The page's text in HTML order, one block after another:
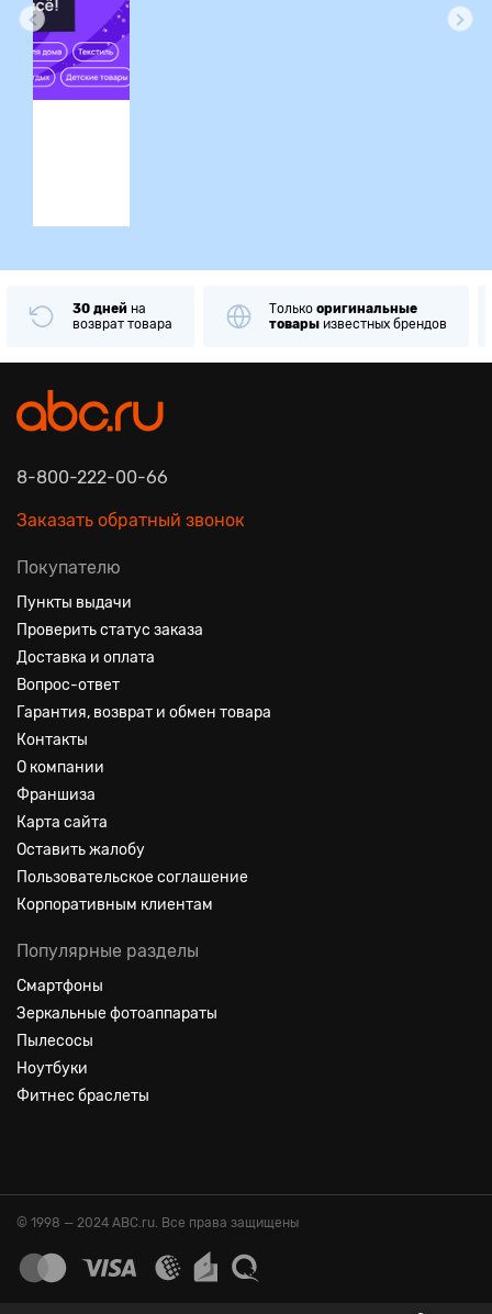
Только
оригинальные
товары
известных брендов
Примерка
при
8-800-222-00-66
Заказать обратный звонок
Покупателю
Пункты выдачи
Проверить статус заказа
Доставка и оплата
Вопрос-ответ
Гарантия, возврат и обмен товара
Контакты
О компании
Франшиза
Карта сайта
Оставить жалобу
Пользовательское соглашение
Корпоративным клиентам
Популярные разделы
Смартфоны
Зеркальные фотоаппараты
Пылесосы
Ноутбуки
Фитнес браслеты
© 1998 — 2024 ABC.ru. Все права защищены